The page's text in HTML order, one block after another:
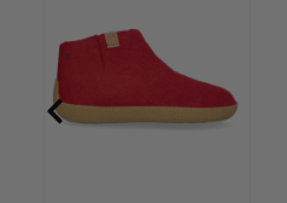
Wollfilz-
Hausschuhe
Red